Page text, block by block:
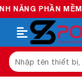
Skip
to
content
MỀM BÁN
Tìm
kiếm: